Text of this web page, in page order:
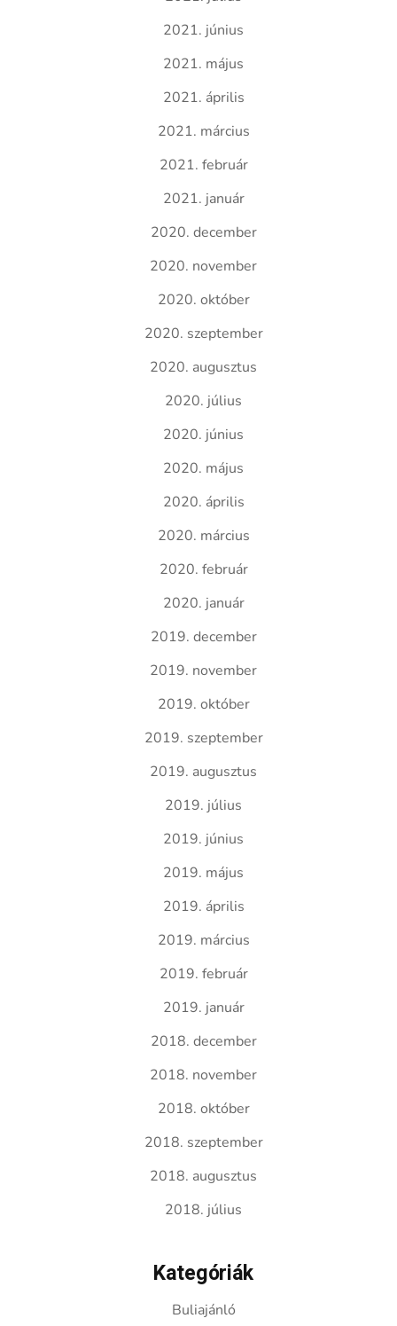
2021. június
2021. május
2021. április
2021. március
2021. február
2021. január
2020. december
2020. november
2020. október
2020. szeptember
2020. augusztus
2020. július
2020. június
2020. május
2020. április
2020. március
2020. február
2020. január
2019. december
2019. november
2019. október
2019. szeptember
2019. augusztus
2019. július
2019. június
2019. május
2019. április
2019. március
2019. február
2019. január
2018. december
2018. november
2018. október
2018. szeptember
2018. augusztus
2018. július
Kategóriák
Buliajánló